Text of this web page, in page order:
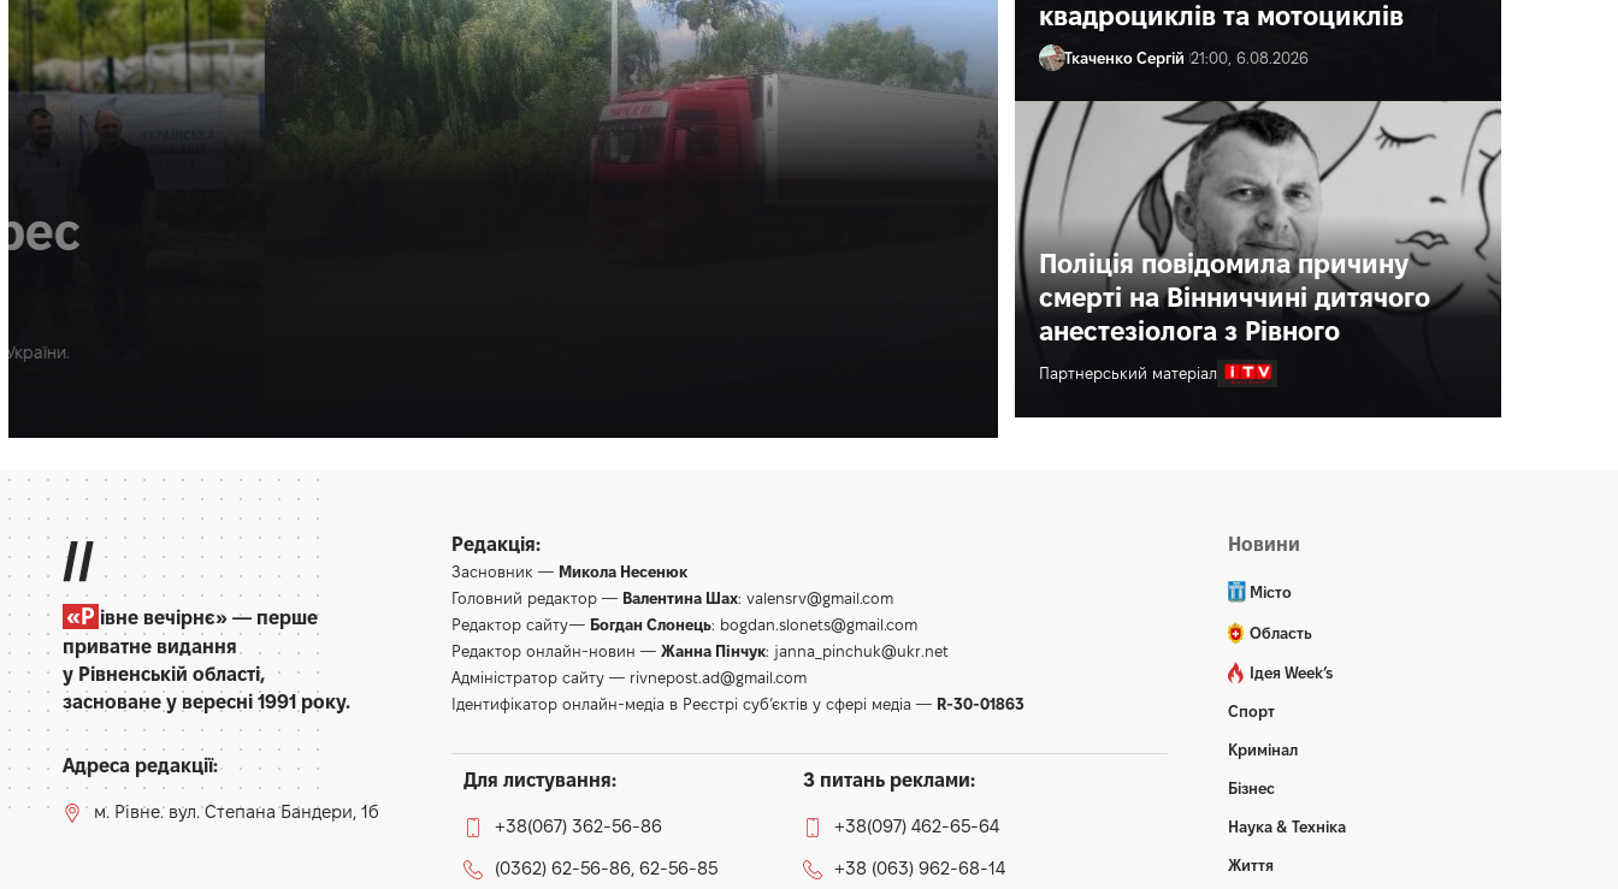
засипало зерном
автомобіля MAN. Інцидент трапився 6 серпня. За…
квадроциклів та мотоциклів
Ткаченко Сергій 21:00, 6.08.2026
Поліція повідомила причину
смерті на Вінниччині дитячого
анестезіолога з Рівного
Партнерський матеріал
//
«Р івне вечірнє» — перше
приватне видання
у Рівненській області,
засноване у вересні 1991 року.
Адреса редакції:
м. Рівне. вул. Степана Бандери, 1б
Редакція:
Засновник — Микола Несенюк
Головний редактор — Валентина Шах: valensrv@gmail.com
Редактор сайту— Богдан Слонець: bogdan.slonets@gmail.com
Редактор онлайн-новин — Жанна Пінчук: janna_pinchuk@ukr.net
Адміністратор сайту — rivnepost.ad@gmail.com
Ідентифікатор онлайн-медіа в Реєстрі суб’єктів у сфері медіа — R-30-01863
Для листування:
+38(067) 362-56-86
(0362) 62-56-86, 62-56-85
З питань реклами:
+38(097) 462-65-64
+38 (063) 962-68-14
Новини
Місто
Область
Ідея Week’s
Спорт
Кримінал
Бізнес
Наука & Техніка
Життя